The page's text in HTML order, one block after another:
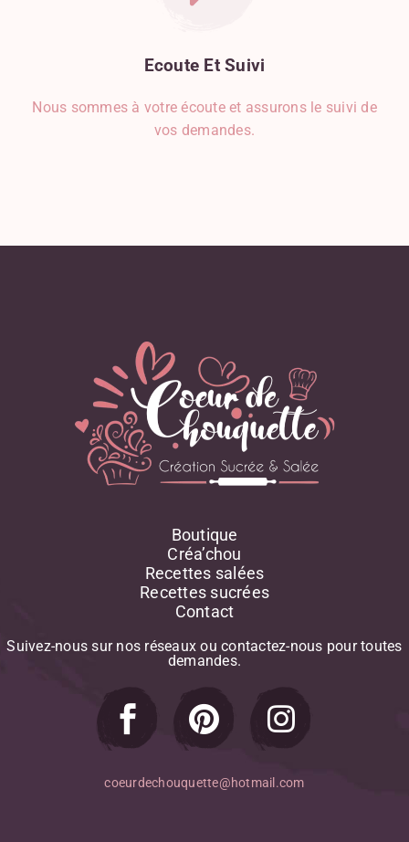
Ecoute Et Suivi
Nous sommes à votre écoute et assurons le suivi de
vos demandes.
Boutique
Créa’chou
Recettes salées
Recettes sucrées
Contact
Suivez-nous sur nos réseaux ou contactez-nous pour toutes
demandes.
coeurdechouquette@hotmail.com